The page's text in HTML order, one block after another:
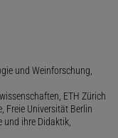
und Weinforschung,
ETH Zürich
Freie Universität Berlin
ihre Didaktik,